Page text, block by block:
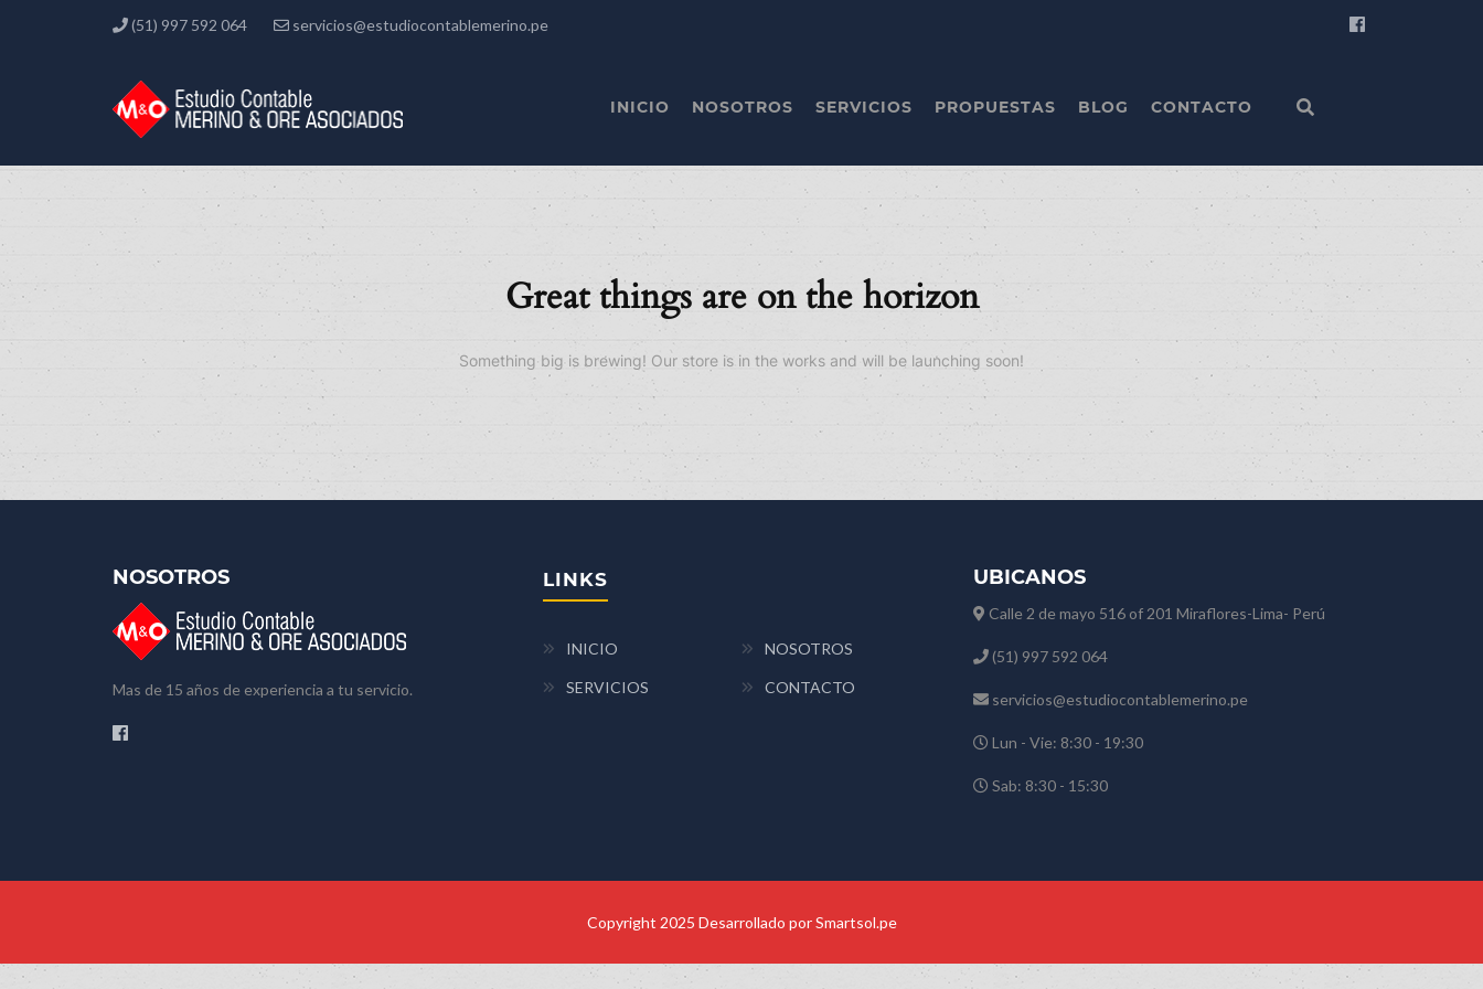
(51) 997 592 064 servicios@estudiocontablemerino.pe
INICIO NOSOTROS SERVICIOS PROPUESTAS BLOG CONTACTO
Great things are on the horizon
Something big is brewing! Our store is in the works and will be launching soon!
NOSOTROS
Mas de 15 años de experiencia a tu servicio.
LINKS
INICIO NOSOTROS
SERVICIOS CONTACTO
UBICANOS
Calle 2 de mayo 516 of 201 Miraflores-Lima- Perú
(51) 997 592 064
servicios@estudiocontablemerino.pe
Lun - Vie: 8:30 - 19:30
Sab: 8:30 - 15:30
Copyright 2025 Desarrollado por Smartsol.pe